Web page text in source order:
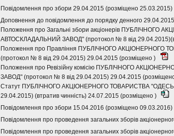
Повідомлення про збори 29.04.2015 (розміщено 25.03.2015)
Доповнення до повідомлення до порядку денного
Положення про Загальні збори акціонерів
АВТОСКЛАДАЛЬНИЙ ЗАВОД" (протокол № 8 від
Положення про Правління ПУБЛІЧНОГО
(протокол № 8 від 29.04.2015) 29.04.2015 (розміщено )
Положення про Ревізійну комісію ПУБЛІЧНОГО
ЗАВОД" (протокол № 8 від 29.04.2015) 29.04.2015
Статут ПУБЛІЧНОГО АКЦІОНЕРНОГО ТОВАРИСТВА
29.04.2015) (втратив чинність) 24.07.2015 (розміщено )
Повідомлення про збори 15.04.2016 (розміщено 09.03.2016)
Повідомлення про проведення загальних зборів
Повідомлення про проведення загальних зборів